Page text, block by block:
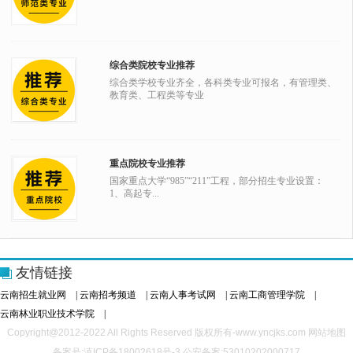
综合类院校专业推荐
综合类学校专业齐全，各科类专业可报名，有管理类、
教育类、工程类等专业
重点院校专业推荐
国家重点大学“985”“211”工程，部分招生专业设置：
1、高起专...
友情链接
云南招生就业网 云南招考频道 云南人事考试网 云南工商管理学院
云南林业职业技术学院
Copyright@2012-2022 All Rights Reserved 版权所有-www.yncjks.com 网站地图